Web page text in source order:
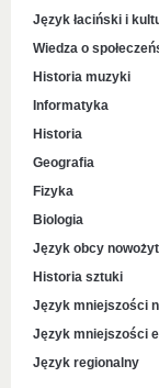
Język łaciński i
Wiedza o
Historia muzyki
Informatyka
Historia
Geografia
Fizyka
Biologia
Język obcy
Historia sztuki
Język mniejszości
Język mniejszości
Język regionalny